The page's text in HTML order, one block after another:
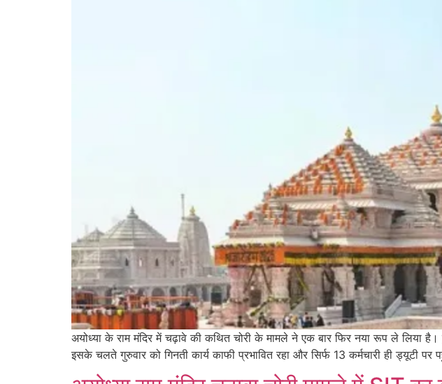
अयोध्या के राम मंदिर में चढ़ावे की कथित चोरी के मामले ने एक बार फिर नया रूप ले लिया
इसके चलते गुरुवार को गिनती कार्य काफी प्रभावित रहा और सिर्फ 13 कर्मचारी ही ड्यूटी